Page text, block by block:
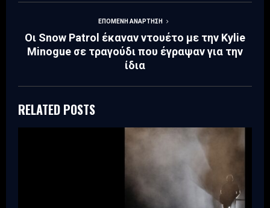
ΕΠΌΜΕΝΗ ΑΝΆΡΤΗΣΗ
Οι Snow Patrol έκαναν ντουέτο με την Kylie
Minogue σε τραγούδι που έγραψαν για την
ίδια
RELATED POSTS